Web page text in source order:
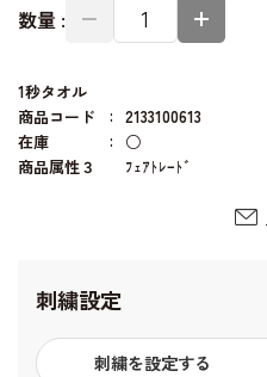
数量 :
1秒タオル
商品コード
2133100613
在庫
○
商品属性３
ﾌｪｱﾄﾚｰﾄﾞ
刺繍設定
刺繍を設定する